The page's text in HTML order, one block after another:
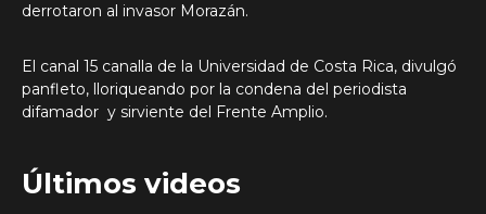
derrotaron al invasor Morazán.
El canal 15 canalla de la Universidad de Costa Rica, divulgó
panfleto, lloriqueando por la condena del periodista
difamador y sirviente del Frente Amplio.
Últimos videos